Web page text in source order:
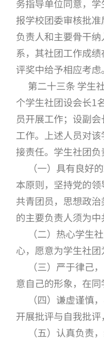
务指导单位同意，学
报学校团委审核批
负责人和主要骨干
系，其社团工作成
评奖中给予相应考虑。
第二十三条 学生
个学生社团设会长1
员开展工作；设副
工作。上述人员对
接责任。学生社团负
（一）具有良好
本原则，坚持党的
共青团员，思想政
的主要负责人须为中
（二）热心学生
心，愿意为学生社团
（三）严于律己
意自己的形象，在同
（四）谦虚谨慎
开展批评与自我批评
（五）认真负责